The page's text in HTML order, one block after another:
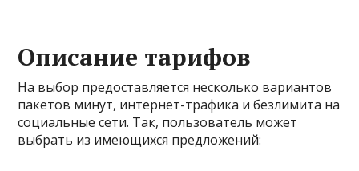
Описание тарифов
На выбор предоставляется несколько вариантов
пакетов минут, интернет-трафика и безлимита на
социальные сети. Так, пользователь может
выбрать из имеющихся предложений: